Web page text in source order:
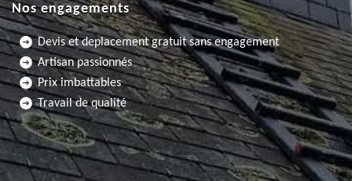
Nos engagements
Devis et deplacement gratuit sans engagement
Artisan passionnés
Prix imbattables
Travail de qualité